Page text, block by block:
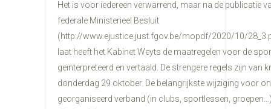
Het is voor iedereen verwarrend, maar na de publicatie
federale Ministerieel Besluit
(http://www.ejustice.just.fgov.be/mopdf/2020/10/
laat heeft het Kabinet Weyts de maatregelen voor de
geïnterpreteerd en vertaald. De strengere regels zijn van
donderdag 29 oktober. De belangrijkste wijziging voor
georganiseerd verband (in clubs, sportlessen,